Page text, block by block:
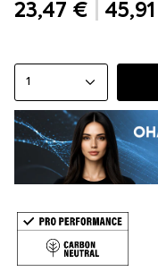
23,47 €
1